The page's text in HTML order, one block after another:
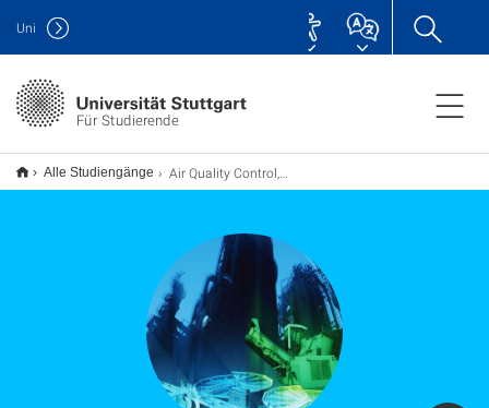
Für Studierende
Uni
Alle Studiengänge Air Quality Control, Solid Waste and Waste Water Process Engineering (WASTE) M.Sc.